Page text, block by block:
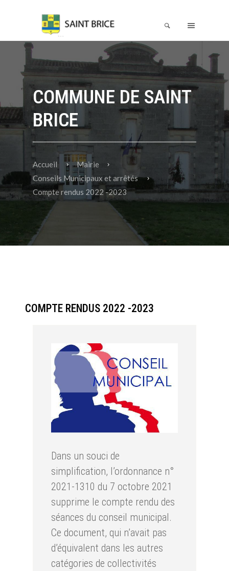
COMMUNE DE SAINT
BRICE
Accueil
Mairie
Conseils Municipaux et arrêtés
Compte rendus 2022 -2023
COMPTE RENDUS 2022 -2023
Dans un souci de
simplification, l’ordonnance n°
2021-1310 du 7 octobre 2021
supprime le compte rendu des
séances du conseil municipal.
Ce document, qui n’avait pas
d’équivalent dans les autres
catégories de collectivités